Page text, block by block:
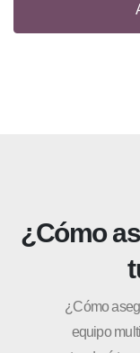
¿Cómo
¿Cómo
equipo